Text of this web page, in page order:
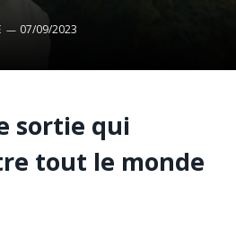
07/09/2023
sortie qui
tout le monde